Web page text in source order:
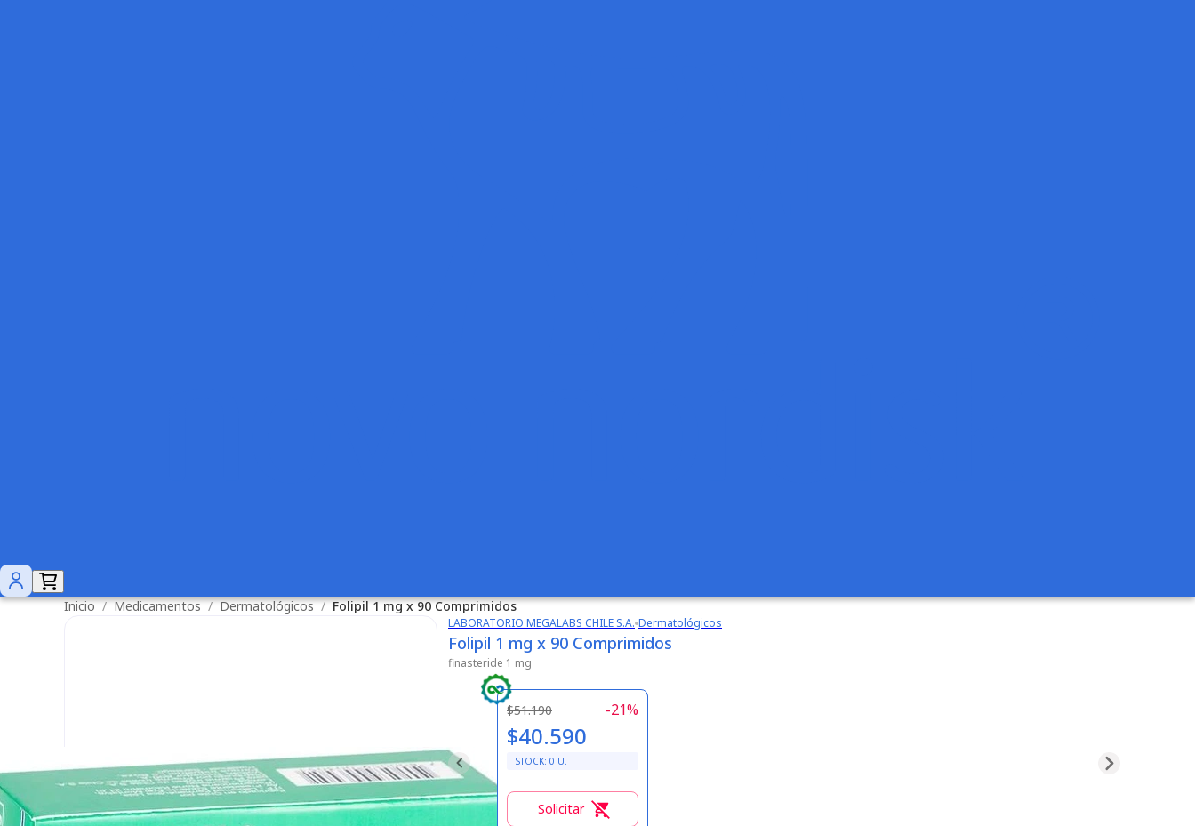
Inicio / Medicamentos / Dermatológicos / Folipil 1 mg x 90 Comprimidos
LABORATORIO MEGALABS CHILE S.A. Dermatológicos
Folipil 1 mg x 90 Comprimidos
finasteride 1 mg
$51.190 -21%
$40.590
STOCK: 0 U.
Solicitar